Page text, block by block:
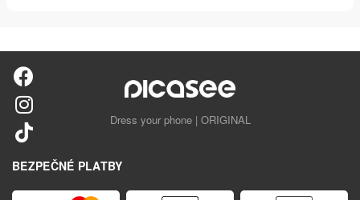
Dress your phone | ORIGINAL
BEZPEČNÉ PLATBY